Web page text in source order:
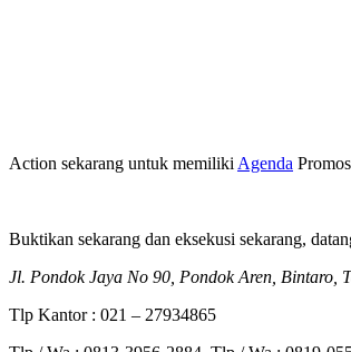
Action sekarang untuk memiliki Agenda
Buktikan sekarang dan eksekusi sekarang,
Jl. Pondok Jaya No 90, Pondok Aren, Bintaro,
Tlp Kantor : 021 – 27934865